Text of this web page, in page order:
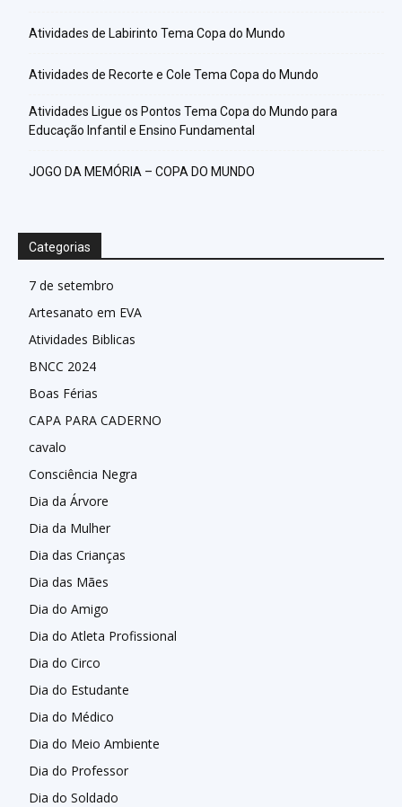
Atividades de Labirinto Tema Copa do Mundo
Atividades de Recorte e Cole Tema Copa do Mundo
Atividades Ligue os Pontos Tema Copa do Mundo para
Educação Infantil e Ensino Fundamental
JOGO DA MEMÓRIA – COPA DO MUNDO
Categorias
7 de setembro
Artesanato em EVA
Atividades Biblicas
BNCC 2024
Boas Férias
CAPA PARA CADERNO
cavalo
Consciência Negra
Dia da Árvore
Dia da Mulher
Dia das Crianças
Dia das Mães
Dia do Amigo
Dia do Atleta Profissional
Dia do Circo
Dia do Estudante
Dia do Médico
Dia do Meio Ambiente
Dia do Professor
Dia do Soldado